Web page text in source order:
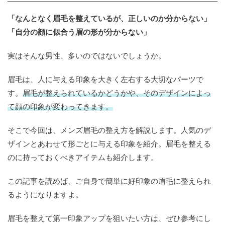
「なんとなく眉毛を整えているが、正しいのか分からない」
「自分の顔に似合う眉の形が分からない」
実はそんな男性、多いのではないでしょうか。
眉毛は、人に与える印象を大きく左右する大切なパーツで
す。 眉毛が整えられているかどうかや、そのデザインによっ
て顔の印象が変わってきます。
そこで今回は、メンズ眉毛の整え方を解説します。人気のデ
ザインとあわせて形ごとに与える印象を紹介。眉毛を整える
のに持っておくべきアイテムも紹介します。
この記事を読めば、ご自身で簡単に好印象の眉毛に整えられ
るようになりますよ。
眉毛を整えて第一印象アップを狙いたい方は、ぜひ参考にし